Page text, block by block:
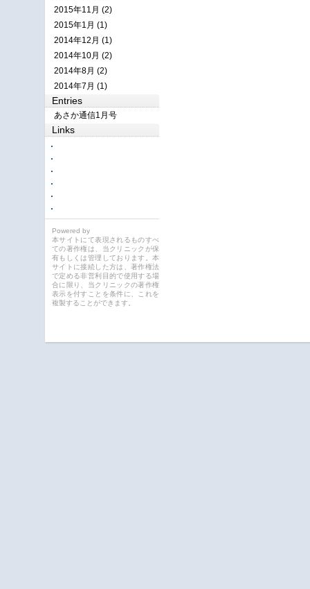
2015年11月 (2)
2015年1月 (1)
2014年12月 (1)
2014年10月 (2)
2014年8月 (2)
2014年7月 (1)
Entries
あさか通信1月号
Links
Powered by
本サイトにて表現されるものすべ
ての著作権は、当クリニックが保
有もしくは管理しております。本
サイトに接続した方は、著作権法
で定める非営利目的で使用する場
合に限り、当クリニックの著作権
表示を付すことを条件に、これを
複製することができます。